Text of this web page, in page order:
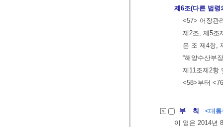
제6조(다른 법령
<57> 어장관
제2조, 제5조
은 조 제4항,
“해양수산부
제11조제2항
<58>부터
부 칙
<대
이 영은 2014년